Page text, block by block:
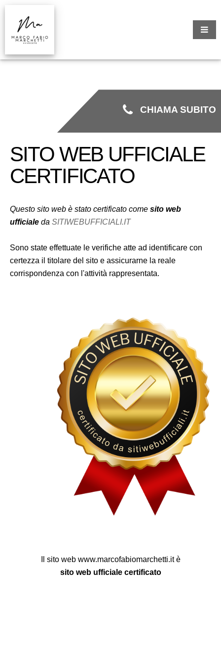
CHIAMA SUBITO
SITO WEB UFFICIALE
CERTIFICATO
Questo sito web è stato certificato come sito web
ufficiale da SITIWEBUFFICIALI.IT
Sono state effettuate le verifiche atte ad identificare con
certezza il titolare del sito e assicurarne la reale
corrispondenza con l'attività rappresentata.
Il sito web www.marcofabiomarchetti.it è
sito web ufficiale certificato